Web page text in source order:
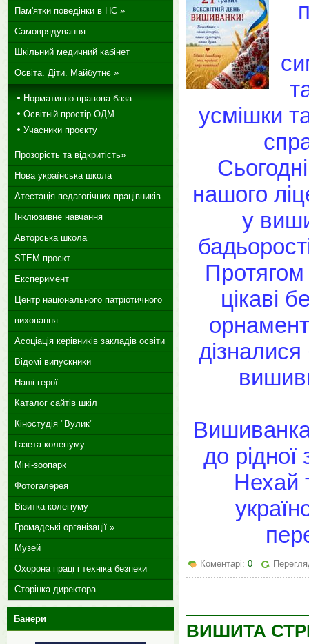
усмішки
нашого
у
Протягом
цікаві
дізналися
до рідної
Нехай
Коментарі: 0
ВИШИТА
Пам'ятки поведінки в НС »
Самоврядування
Шкільний медичний кабінет
Освіта. Діти. Майбутнє »
Нормативно-правова база
Освітній простір ОДМ
Учасники проєкту
Прозорість та відкритість»
Нова українська школа
Атестація педагогічних працівників
Інклюзивне навчання
Авторська школа
STEM-проєкт
Експеримент
Центр національного патріотичного
виховання
Асоціація керівників закладів освіти
Відомі випускники
Наші герої
Каталог сайтів шкіл
Кіностудія "Вулик"
Газета колегіуму
Міні-зоопарк
Фотогалерея
Візитка колегіуму
Громадські організації »
Музей
Охорона праці і техніка безпеки
Сторінка директора
Банери